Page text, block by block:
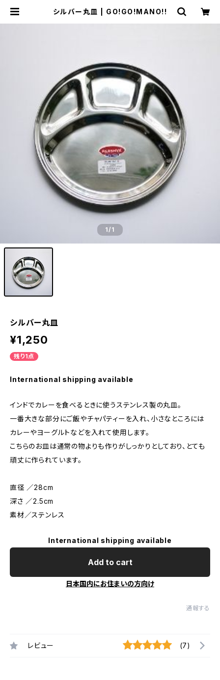
シルバー丸皿 | GO!GO!MANO!!
1/1
シルバー丸皿
¥1,250
残り1点
International shipping available
インドでカレーを食べるときに使うステンレス製の丸皿。
一番大きな部分にご飯やチャパティーを入れ、小さなところには
カレーやヨーグルトなどを入れて使用します。
こちらのお皿は通常の物よりも作りがしっかりとしており、とても
頑丈に作られています。
直径 ／28cm
深さ ／2.5cm
素材／ステンレス
International shipping available
Add to cart
日本国内にお住まいの方向け
通報する
レビュー (7)